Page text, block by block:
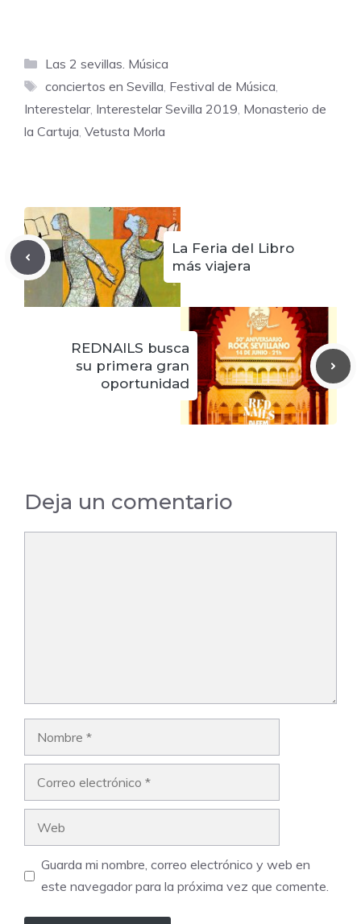
Categorías
Las 2 sevillas. Música
Etiquetas
conciertos en Sevilla, Festival de Música,
Interestelar, Interestelar Sevilla 2019, Monasterio de
la Cartuja, Vetusta Morla
La Feria del Libro
más viajera
REDNAILS busca
su primera gran
oportunidad
Deja un comentario
Guarda mi nombre, correo electrónico y web en
este navegador para la próxima vez que comente.